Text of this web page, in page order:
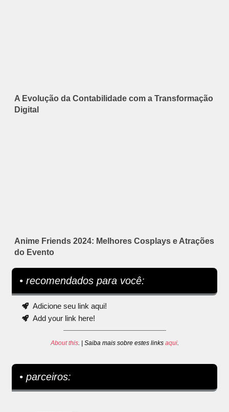
A Evolução da Contabilidade com a Transformação
Digital
Anime Friends 2024: Melhores Cosplays e Atrações
do Evento
• recomendados para você:
Adicione seu link aqui!
Add your link here!
About this. | Saiba mais sobre estes links aqui.
• parceiros: